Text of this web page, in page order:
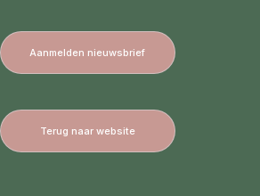
Aanmelden nieuwsbrief
Terug naar website